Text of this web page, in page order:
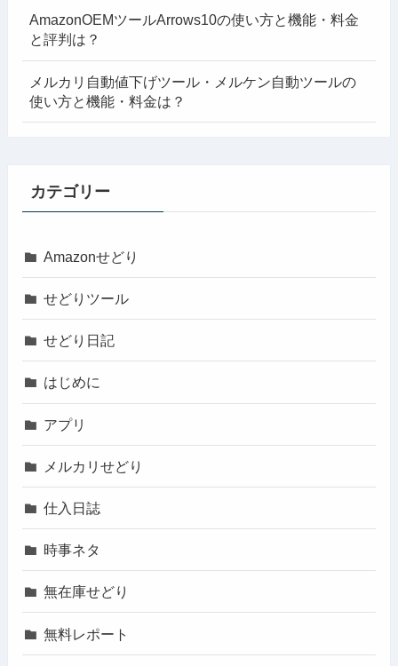
AmazonOEMツールArrows10の使い方と機能・料金
と評判は？
メルカリ自動値下げツール・メルケン自動ツールの
使い方と機能・料金は？
カテゴリー
Amazonせどり
せどりツール
せどり日記
はじめに
アプリ
メルカリせどり
仕入日誌
時事ネタ
無在庫せどり
無料レポート